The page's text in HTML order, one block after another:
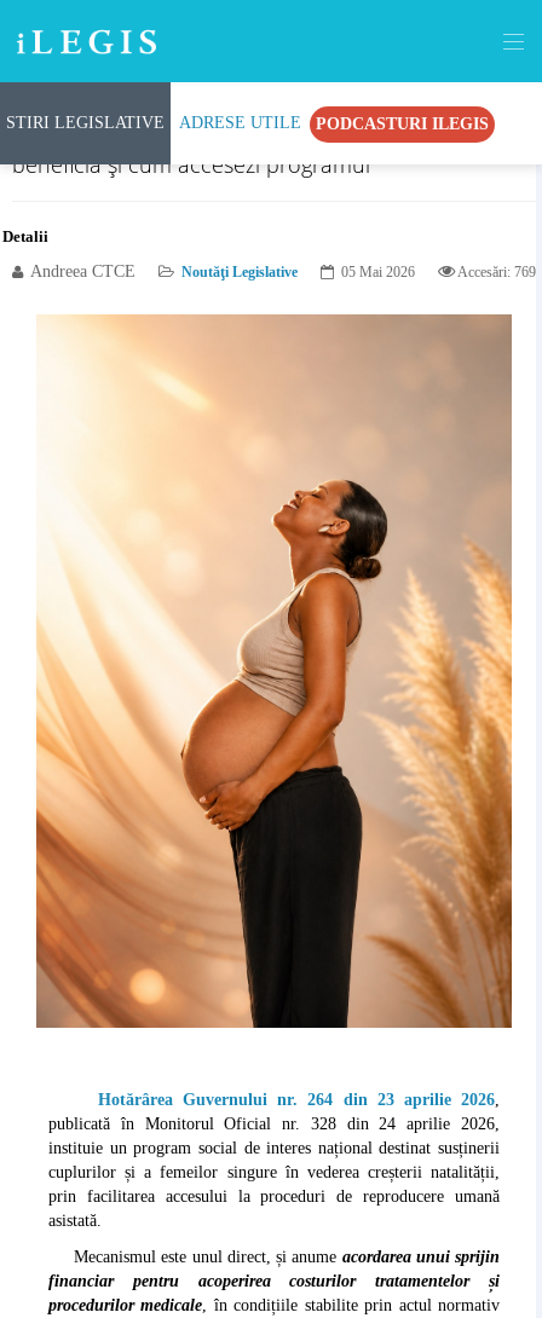
STIRI LEGISLATIVE ADRESE UTILE PODCASTURI ILEGIS
Până la 15.000 lei pentru fertilizare: cine poate
beneficia și cum accesezi programul
Detalii
Andreea CTCE
Noutăţi Legislative 05 Mai 2026 Accesări: 769
Hotărârea Guvernului nr. 264 din 23 aprilie 2026,
publicată în Monitorul Oficial nr. 328 din 24 aprilie 2026,
instituie un program social de interes național destinat susținerii
cuplurilor și a femeilor singure în vederea creșterii natalității,
prin facilitarea accesului la proceduri de reproducere umană
asistată.
Mecanismul este unul direct, și anume acordarea unui sprijin
financiar pentru acoperirea costurilor tratamentelor și
procedurilor medicale, în condițiile stabilite prin actul normativ